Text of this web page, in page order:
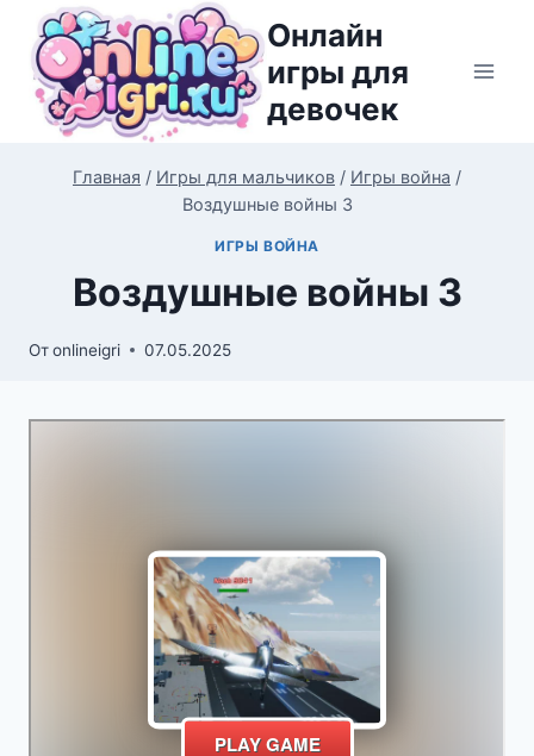
Перейти
содержимому
Онлайн
игры для
девочек
Главная / Игры для мальчиков / Игры война /
Воздушные войны 3
ИГРЫ ВОЙНА
Воздушные войны 3
Отonlineigri 07.05.2025